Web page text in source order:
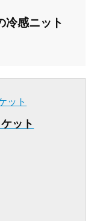
冷感ニット
ット